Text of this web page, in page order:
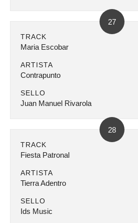
27
TRACK
Maria Escobar
ARTISTA
Contrapunto
SELLO
Juan Manuel Rivarola
28
TRACK
Fiesta Patronal
ARTISTA
Tierra Adentro
SELLO
Ids Music